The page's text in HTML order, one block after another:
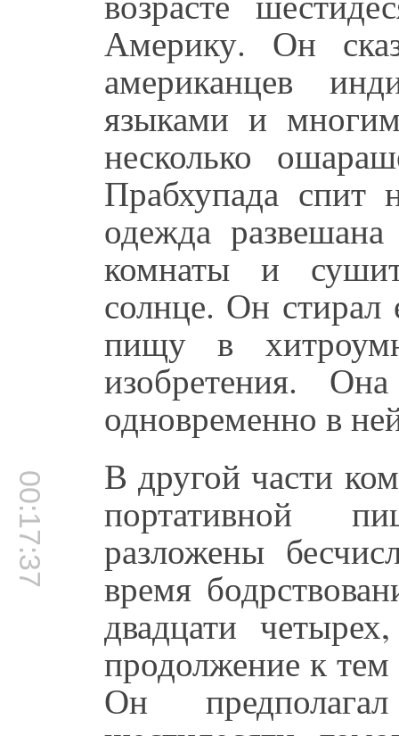
Америку. Он
американцев
языками и
несколько
Прабхупада спит
одежда
комнаты и
солнце. Он стирал
пищу в
изобретения.
одновременно в
00:17:37 В другой части
портативной
разложены
время
двадцати
продолжение к
Он